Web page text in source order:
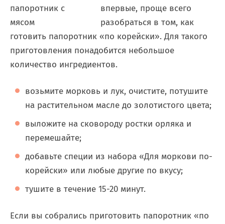
впервые, проще всего
разобраться в том, как
готовить папоротник «по корейски». Для такого
приготовления понадобится небольшое
количество ингредиентов.
возьмите морковь и лук, очистите, потушите
на растительном масле до золотистого цвета;
выложите на сковороду ростки орляка и
перемешайте;
добавьте специи из набора «Для моркови по-
корейски» или любые другие по вкусу;
тушите в течение 15-20 минут.
Если вы собрались приготовить папоротник «по